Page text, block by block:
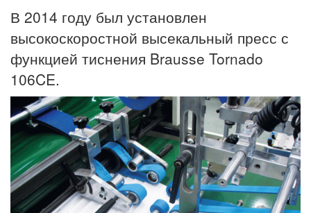
В 2014 году был установлен
высокоскоростной высекальный пресс с
функцией тиснения Brausse Tornado
106CE.